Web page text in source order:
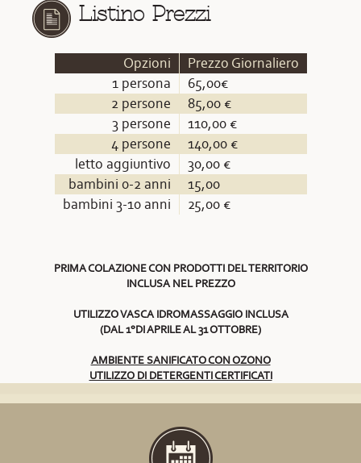
Listino Prezzi
Opzioni
Prezzo Giornaliero
1 persona
65,00€
2 persone
85,00 €
3 persone
110,00 €
4 persone
140,00 €
letto aggiuntivo
30,00 €
bambini 0-2 anni
15,00
bambini 3-10 anni
25,00 €
PRIMA COLAZIONE CON PRODOTTI DEL TERRITORIO
INCLUSA NEL PREZZO
UTILIZZO VASCA IDROMASSAGGIO INCLUSA
(DAL 1°DI APRILE AL 31 OTTOBRE)
AMBIENTE SANIFICATO CON OZONO
UTILIZZO DI DETERGENTI CERTIFICATI